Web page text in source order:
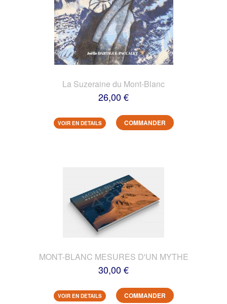
La Suzeraine du Mont-Blanc
26,00 €
VOIR EN DETAILS COMMANDER
MONT-BLANC MESURES D'UN MYTHE
30,00 €
VOIR EN DETAILS COMMANDER